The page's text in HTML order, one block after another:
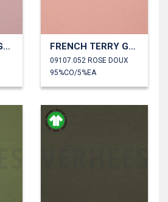
FRENCH TERRY GOTS FRENCH TERRY GOTS
09107.052 ROSE DOUX
95%CO/5%EA